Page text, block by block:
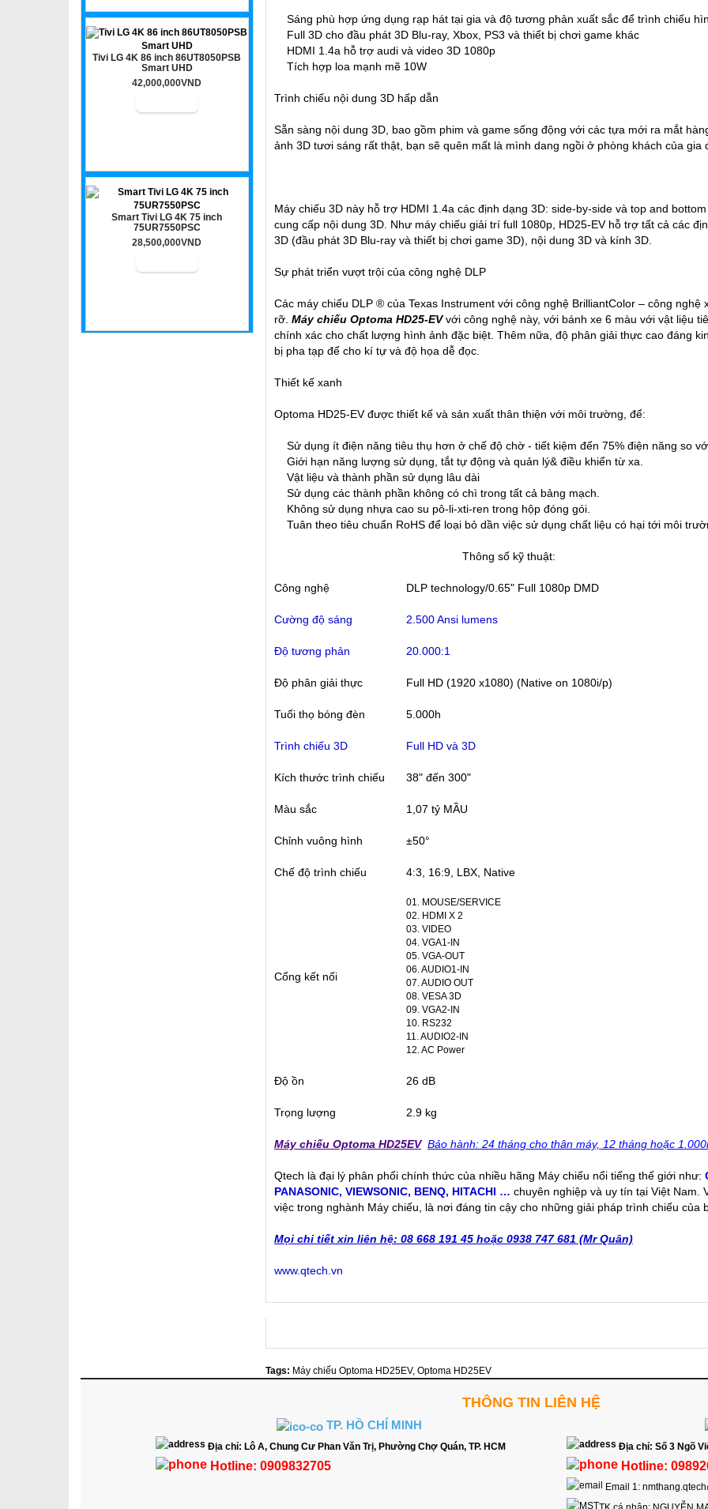
Tivi LG 4K 86 inch 86UT8050PSB
Smart UHD
42,000,000VND
Smart Tivi LG 4K 75 inch
75UR7550PSC
28,500,000VND
Sáng phù hợp ứng dụng rạp hát tại gia và độ tương phản xuất sắc để trình chiếu
Full 3D cho đầu phát 3D Blu-ray, Xbox, PS3 và thiết bị chơi game khác
HDMI 1.4a hỗ trợ audi và video 3D 1080p
Tích hợp loa mạnh mẽ 10W
Trình chiếu nội dung 3D hấp dẫn
Sẵn sàng nội dung 3D, bao gồm phim và game sống động với các tựa mới ra mắt
ảnh 3D tươi sáng rất thật, bạn sẽ quên mất là mình dang ngồi ở phòng khách của gia
Máy chiếu 3D này hỗ trợ HDMI 1.4a các định dạng 3D: side-by-side và top and
cung cấp nội dung 3D. Như máy chiếu giải trí full 1080p, HD25-EV hỗ trợ tất cả các
3D (đầu phát 3D Blu-ray và thiết bị chơi game 3D), nội dung 3D và kính 3D.
Sự phát triển vượt trội của công nghệ DLP
Các máy chiếu DLP ® của Texas Instrument với công nghệ BrilliantColor – công
rỡ. Máy chiếu Optoma HD25-EVvới công nghệ này, với bánh xe 6 màu với vật liệu
chính xác cho chất lượng hình ảnh đặc biệt. Thêm nữa, độ phân giải thực cao đáng
bị pha tạp để cho kí tự và độ họa dễ đọc.
Thiết kế xanh
Optoma HD25-EV được thiết kế và sản xuất thân thiện với môi trường, để:
Sử dụng ít điện năng tiêu thụ hơn ở chế độ chờ - tiết kiệm đến 75% điện năng so
Giới hạn năng lượng sử dụng, tắt tự động và quản lý& điều khiển từ xa.
Vật liệu và thành phần sử dụng lâu dài
Sử dụng các thành phần không có chì trong tất cả bảng mạch.
Không sử dụng nhựa cao su pô-li-xti-ren trong hộp đóng gói.
Tuân theo tiêu chuẩn RoHS để loại bỏ dần việc sử dụng chất liệu có hại tới môi
Thông số kỹ thuật:
Công nghệ DLP technology/0.65" Full 1080p DMD
Cường độ sáng 2.500 Ansi lumens
Độ tương phản 20.000:1
Độ phân giải thực Full HD (1920 x1080) (Native on 1080i/p)
Tuổi thọ bóng đèn 5.000h
Trình chiếu 3D Full HD và 3D
Kích thước trình chiếu 38" đến 300"
Màu sắc 1,07 tỷ MẦU
Chỉnh vuông hình ±50°
Chế độ trình chiếu 4:3, 16:9, LBX, Native
Cổng kết nối
01. MOUSE/SERVICE
02. HDMI X 2
03. VIDEO
04. VGA1-IN
05. VGA-OUT
06. AUDIO1-IN
07. AUDIO OUT
08. VESA 3D
09. VGA2-IN
10. RS232
11. AUDIO2-IN
12. AC Power
Độ ồn 26 dB
Trọng lượng 2.9 kg
Máy chiếu Optoma HD25EV Bảo hành: 24 tháng cho thân máy, 12 tháng hoặc
Qtech là đại lý phân phối chính thức của nhiều hãng Máy chiếu nổi tiếng thế giới như:
PANASONIC, VIEWSONIC, BENQ, HITACHI … chuyên nghiệp và uy tín tại Việt Nam.
việc trong nghành Máy chiếu, là nơi đáng tin cậy cho những giải pháp trình chiếu của
Mọi chi tiết xin liên hệ: 08 668 191 45 hoặc 0938 747 681 (Mr Quân)
www.qtech.vn
Tags: Máy chiếu Optoma HD25EV, Optoma HD25EV
THÔNG TIN LIÊN HỆ
TP. HỒ CHÍ MINH
Địa chỉ: Lô A, Chung Cư Phan Văn Trị, Phường Chợ Quán, TP. HCM
Hotline: 0909832705
Địa chỉ: Số 3 Ngõ
Hotline:
Email 1: